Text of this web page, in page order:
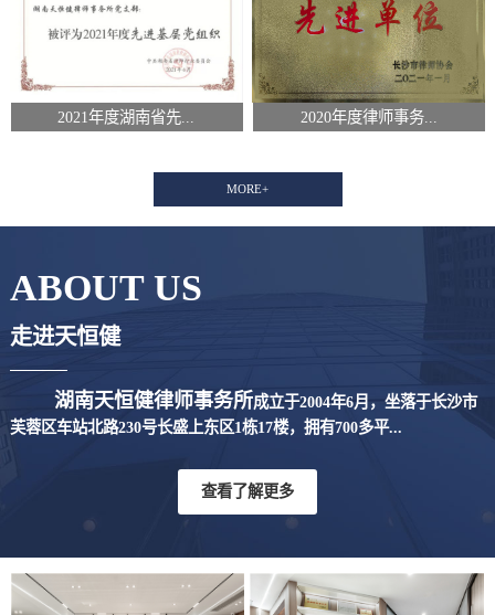
2021年度湖南省先... 2020年度律师事务...
MORE+
ABOUT US
走进天恒健
湖南天恒健律师事务所成立于2004年6月，坐落于长沙市
芙蓉区车站北路230号长盛上东区1栋17楼，拥有700多平...
查看了解更多